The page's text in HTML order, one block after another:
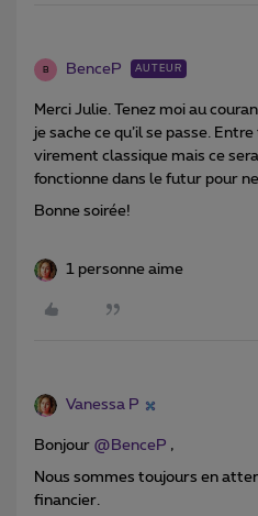
B BenceP AUTEUR
Merci Julie. Tenez moi au
je sache ce qu’il se passe.
virement classique mais ce
fonctionne dans le futur pour
Bonne soirée!
1 personne aime
Vanessa P
Bonjour @BenceP ,
Nous sommes toujours en
financier.